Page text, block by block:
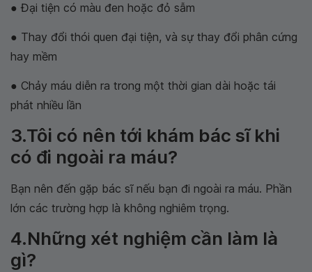
● Đại tiện có màu đen hoặc đỏ sẫm
● Thay đổi thói quen đại tiện, và sự thay đổi phân cứng
hay mềm
● Chảy máu diễn ra trong một thời gian dài hoặc tái
phát nhiều lần
3.Tôi có nên tới khám bác sĩ khi
có đi ngoài ra máu?
Bạn nên đến gặp bác sĩ nếu bạn đi ngoài ra máu. Phần
lớn các trường hợp là không nghiêm trọng.
4.Những xét nghiệm cần làm là
gì?